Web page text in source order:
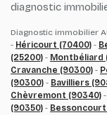
diagnostic
Diagnostic immobilier
- Héricourt (70400) -
(25200) - Montbéliard
Cravanche (90300) -
(90300) - Bavilliers
Chèvremont (90340) -
(90350) - Bessoncourt